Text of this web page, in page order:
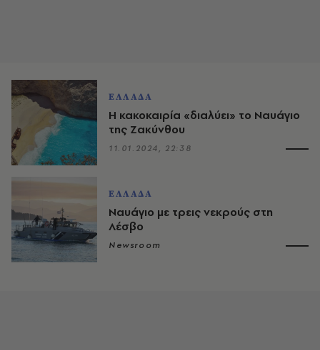
ΕΛΛΑΔΑ
Η κακοκαιρία «διαλύει» το Ναυάγιο
της Ζακύνθου
11.01.2024, 22:38
ΕΛΛΑΔΑ
Ναυάγιο με τρεις νεκρούς στη
Λέσβο
Newsroom